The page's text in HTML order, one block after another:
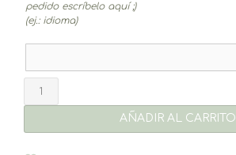
pedido escríbelo aquí ;)
(ej.: idioma)
4,5cm
AÑADIR AL CARRITO